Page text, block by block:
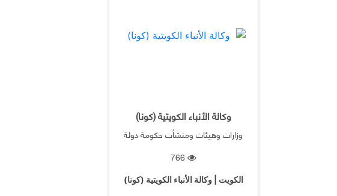
وكالة الأنباء الكويتية (كونا)
وزارات وهيئات ومنشأت حكومة دولة
766
الكويت | وكالة الأنباء الكويتية (كونا)